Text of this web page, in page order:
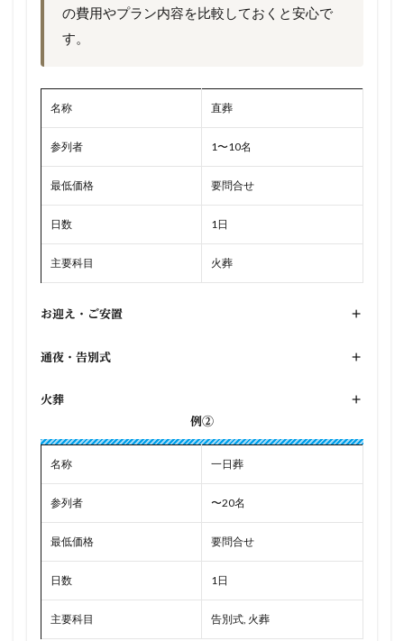
の費用やプラン内容を比較しておくと安心で
す。
名称 直葬
参列者 1〜10名
最低価格 要問合せ
日数 1日
主要科目 火葬
お迎え・ご安置 +
通夜・告別式 +
火葬
+
例②
名称 一日葬
参列者 〜20名
最低価格 要問合せ
日数 1日
主要科目 告別式, 火葬